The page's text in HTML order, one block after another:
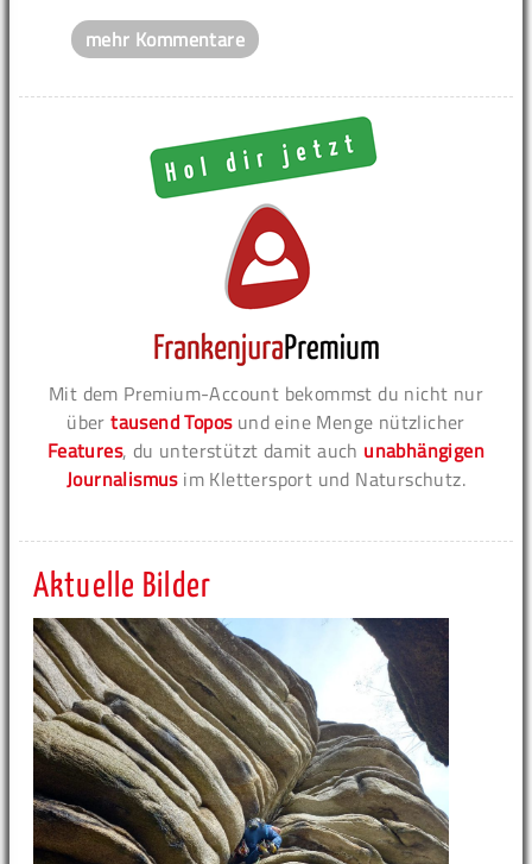
mehr Kommentare
Mit dem Premium-Account bekommst du nicht nur
übertausend Toposund eine Menge nützlicher
Features, du unterstützt damit auch unabhängigen
Journalismusim Klettersport und Naturschutz.
Aktuelle Bilder